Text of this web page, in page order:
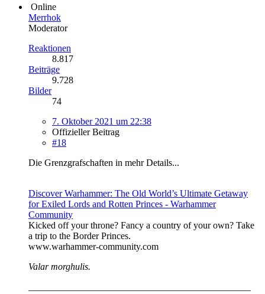
Online
Merrhok
Moderator
Reaktionen
8.817
Beiträge
9.728
Bilder
74
7. Oktober 2021 um 22:38
Offizieller Beitrag
#18
Die Grenzgrafschaften in mehr Details...
Discover Warhammer: The Old World’s Ultimate Getaway
for Exiled Lords and Rotten Princes - Warhammer
Community
Kicked off your throne? Fancy a country of your own? Take
a trip to the Border Princes.
www.warhammer-community.com
Valar morghulis.